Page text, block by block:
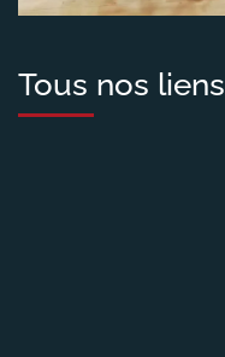
Tous nos liens